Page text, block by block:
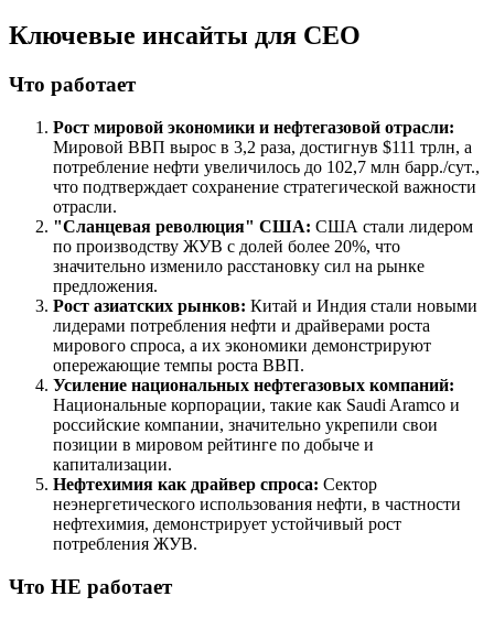
Ключевые инсайты для СЕО
Что работает
Рост мировой экономики и нефтегазовой отрасли:
Мировой ВВП вырос в 3,2 раза, достигнув $111 трлн, а
потребление нефти увеличилось до 102,7 млн барр./сут.,
что подтверждает сохранение стратегической важности
отрасли.
"Сланцевая революция" США: США стали лидером
по производству ЖУВ с долей более 20%, что
значительно изменило расстановку сил на рынке
предложения.
Рост азиатских рынков: Китай и Индия стали новыми
лидерами потребления нефти и драйверами роста
мирового спроса, а их экономики демонстрируют
опережающие темпы роста ВВП.
Усиление национальных нефтегазовых компаний:
Национальные корпорации, такие как Saudi Aramco и
российские компании, значительно укрепили свои
позиции в мировом рейтинге по добыче и
капитализации.
Нефтехимия как драйвер спроса: Сектор
неэнергетического использования нефти, в частности
нефтехимия, демонстрирует устойчивый рост
потребления ЖУВ.
Что НЕ работает